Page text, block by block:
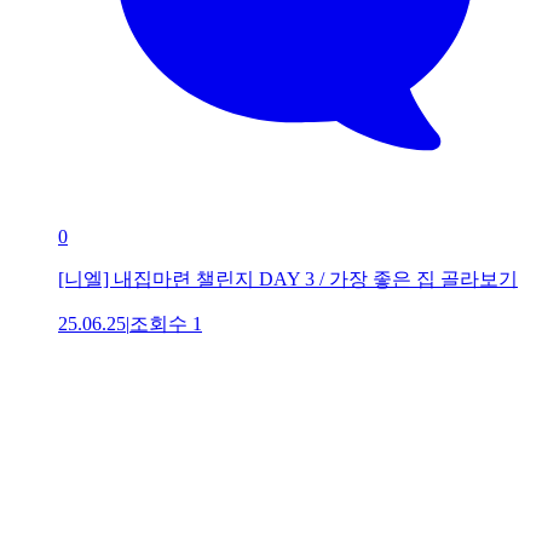
0
[니엘] 내집마련 챌린지 DAY 3 / 가장 좋은 집 골라보기
25.06.25|조회수 1